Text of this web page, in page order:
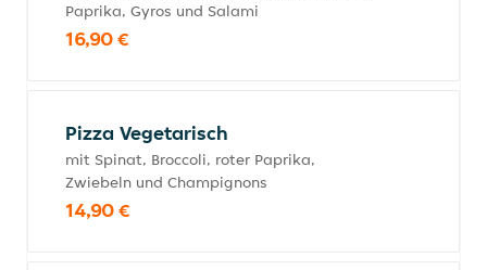
Paprika, Gyros und Salami
16,90 €
Pizza Vegetarisch
mit Spinat, Broccoli, roter Paprika,
Zwiebeln und Champignons
14,90 €